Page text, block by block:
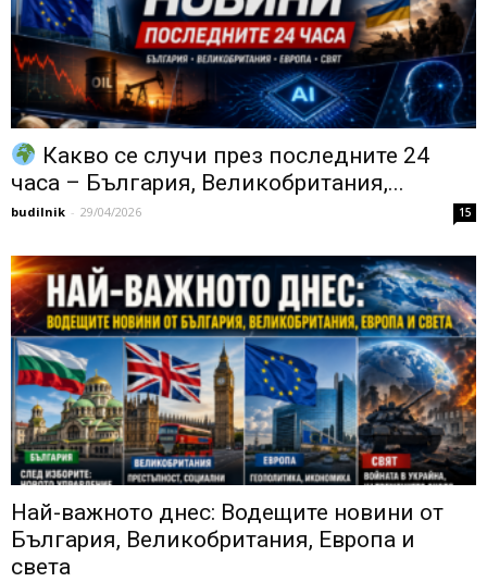
Какво се случи през последните 24
часа – България, Великобритания,...
budilnik - 29/04/2026 15
Най-важното днес: Водещите новини от
България, Великобритания, Европа и
света